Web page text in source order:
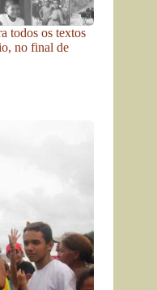
todos os textos
no final de